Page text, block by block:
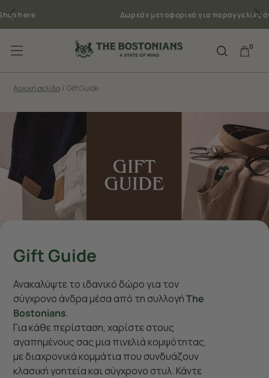
Δωρεάν μεταφορικά για παραγγελίες άνω των 50€
0
Gift Guide
Ανακαλύψτε το ιδανικό δώρο για τον
σύγχρονο άνδρα μέσα από τη συλλογήThe
Bostonians.
Για κάθε περίσταση, χαρίστε στους
αγαπημένους σας μια πινελιά κομψότητας,
με διαχρονικά κομμάτια που συνδυάζουν
κλασική γοητεία και σύγχρονο στυλ. Κάντε
Αρχική σελίδα / Gift Guide